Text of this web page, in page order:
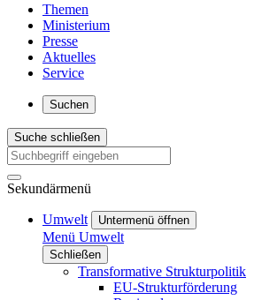
Themen
Ministerium
Presse
Aktuelles
Service
Suchen
Suche schließen
Sekundärmenü
Umwelt Untermenü öffnen
Menü Umwelt
Schließen
Transformative Strukturpolitik
EU-Strukturförderung